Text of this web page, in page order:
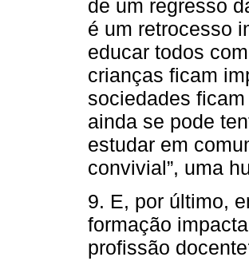
de um regresso
é um retrocesso
educar todos
crianças ficam
sociedades
ainda se pode
estudar em
convivial”, uma
9. E, por último,
formação
profissão